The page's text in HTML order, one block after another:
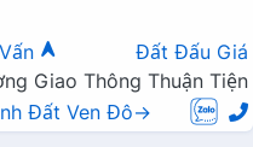
Đất Đấu Giá
Giao Thông Thuận Tiện
Đất Ven Đô→